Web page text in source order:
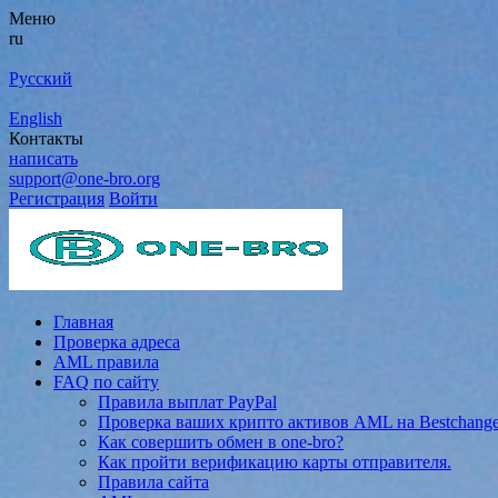
Меню
ru
Русский
English
Контакты
написать
support@one-bro.org
Регистрация Войти
Главная
Проверка адреса
AML правила
FAQ по сайту
Правила выплат PayPal
Проверка ваших крипто активов AML на
Как совершить обмен в one-bro?
Как пройти верификацию карты отправителя.
Правила сайта